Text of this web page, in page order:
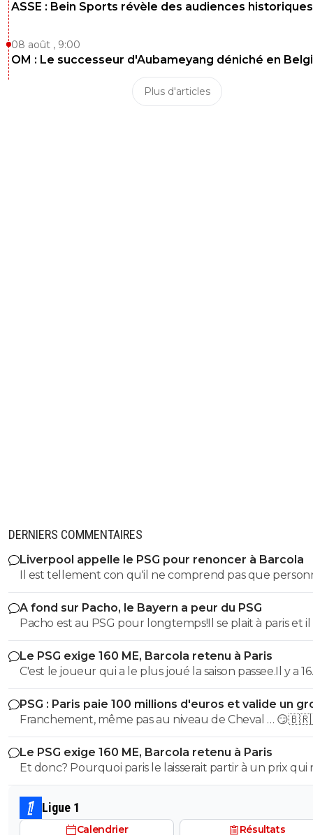
ASSE : Bein Sports révèle des audiences historiques
08 août , 9:00
OM : Le successeur d'Aubameyang déniché en
Plus d'articles
DERNIERS COMMENTAIRES
Liverpool appelle le PSG pour renoncer à Barcola
Il est tellement con qu'il ne comprend pas que
peut le blairer cet idiot
A fond sur Pacho, le Bayern a peur du PSG
Pacho est au PSG pour longtemps!Il se plait à paris et il
tres bien payé
Le PSG exige 160 ME, Barcola retenu à Paris
C'est le joueur qui a le plus joué la saison passee.Il y a 16
titulaires en fonction de la tactique de L.E.Arretez avec
n'est pas titulaire
PSG : Paris paie 100 millions d'euros et valide un
départ
Franchement, même pas au niveau de Cheval …
🇫🇷🇺🇦
Le PSG exige 160 ME, Barcola retenu à Paris
Et donc? Pourquoi paris le laisserait partir à un prix qui
convient pas? Il restera c'est tout
Ligue 1
Calendrier Résultats